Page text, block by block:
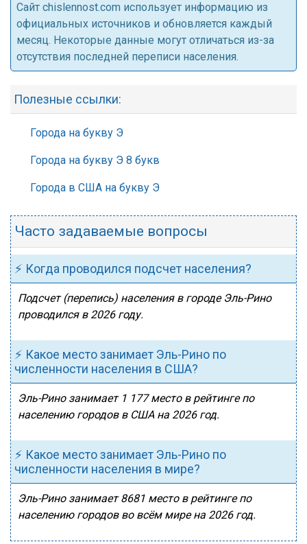
Cайт chislennost.com использует информацию из
официальных источников и обновляется каждый
месяц. Некоторые данные могут отличаться из-за
отсутствия последней переписи населения.
Полезные ссылки:
Города на букву Э
Города на букву Э 8 букв
Города в США на букву Э
Часто задаваемые вопросы
⚡ Когда проводился подсчет населения?
Подсчет (перепись) населения в городе Эль-Рино
проводился в 2026 году.
⚡ Какое место занимает Эль-Рино по
численности населения в США?
Эль-Рино занимает 1 177 место в рейтинге по
населению городов в США на 2026 год.
⚡ Какое место занимает Эль-Рино по
численности населения в мире?
Эль-Рино занимает 8681 место в рейтинге по
населению городов во всём мире на 2026 год.